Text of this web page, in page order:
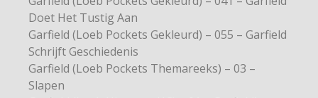
Doet Het Tustig Aan
Garfield (Loeb Pockets Gekleurd) – 055 – Garfield
Schrijft Geschiedenis
Garfield (Loeb Pockets Themareeks) – 03 –
Slapen